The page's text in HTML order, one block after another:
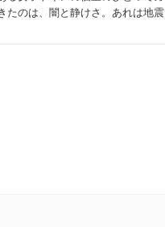
たのは、闇と静けさ。あれは地